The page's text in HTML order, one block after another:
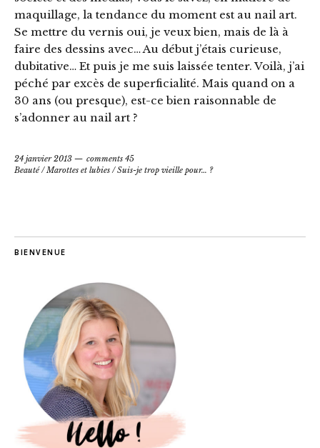
maquillage, la tendance du moment est au nail art.
Se mettre du vernis oui, je veux bien, mais de là à
faire des dessins avec… Au début j’étais curieuse,
dubitative… Et puis je me suis laissée tenter. Voilà, j’ai
péché par excès de superficialité. Mais quand on a
30 ans (ou presque), est-ce bien raisonnable de
s’adonner au nail art ?
24 janvier 2013
comments 45
Beauté/ Marottes et lubies /Suis-je trop vieille pour… ?
BIENVENUE